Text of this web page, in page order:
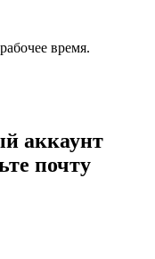
время.
аккаунт
почту